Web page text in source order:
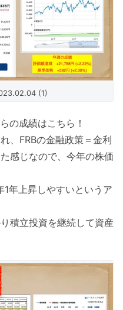
(1)
の成績はこちら！
、FRBの金融政策＝金利
感じなので、今年の株価
1年上昇しやすいというア
積立投資を継続して資産